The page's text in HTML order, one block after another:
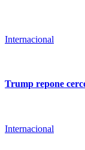
Internacional
Trump repone
Internacional